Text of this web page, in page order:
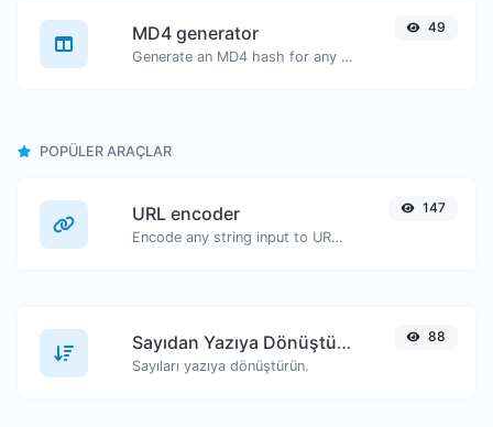
MD4 generator
Generate an MD4 hash for any string input.
49
POPÜLER ARAÇLAR
URL encoder
Encode any string input to URL format.
147
Sayıdan Yazıya Dönüştürücü
Sayıları yazıya dönüştürün.
88